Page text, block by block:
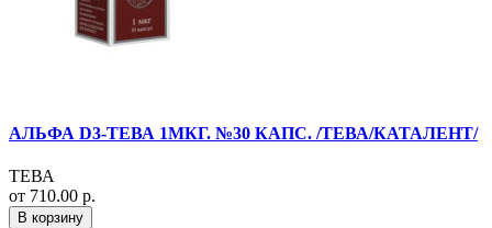
АЛЬФА D3-ТЕВА 1МКГ. №30 КАПС. /ТЕВА/КАТАЛЕНТ/
ТЕВА
от 710.00 р.
В корзину